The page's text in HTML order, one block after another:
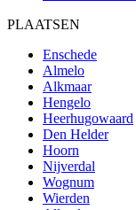
PLAATSEN
Enschede
Almelo
Alkmaar
Hengelo
Heerhugowaard
Den Helder
Hoorn
Nijverdal
Wognum
Wierden